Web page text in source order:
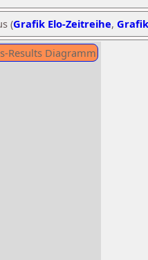
(Grafik Elo-Zeitreihe,